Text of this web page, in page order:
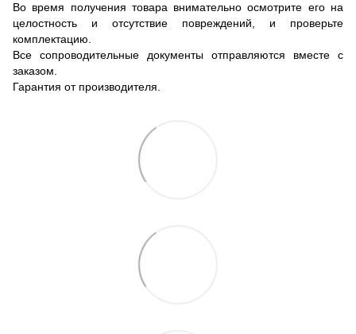
Во время получения товара внимательно осмотрите его на
целостность и отсутствие повреждений, и проверьте
комплектацию.
Все сопроводительные документы отправляются вместе с
заказом.
Гарантия от производителя.